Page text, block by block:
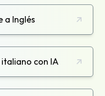
a Inglés
con IA